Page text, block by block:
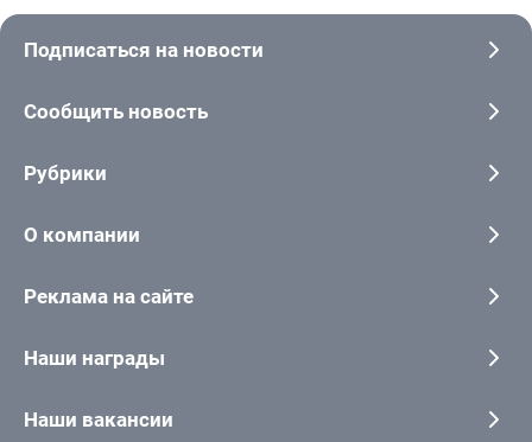
Подписаться на новости
Сообщить новость
Рубрики
О компании
Реклама на сайте
Наши награды
Наши вакансии